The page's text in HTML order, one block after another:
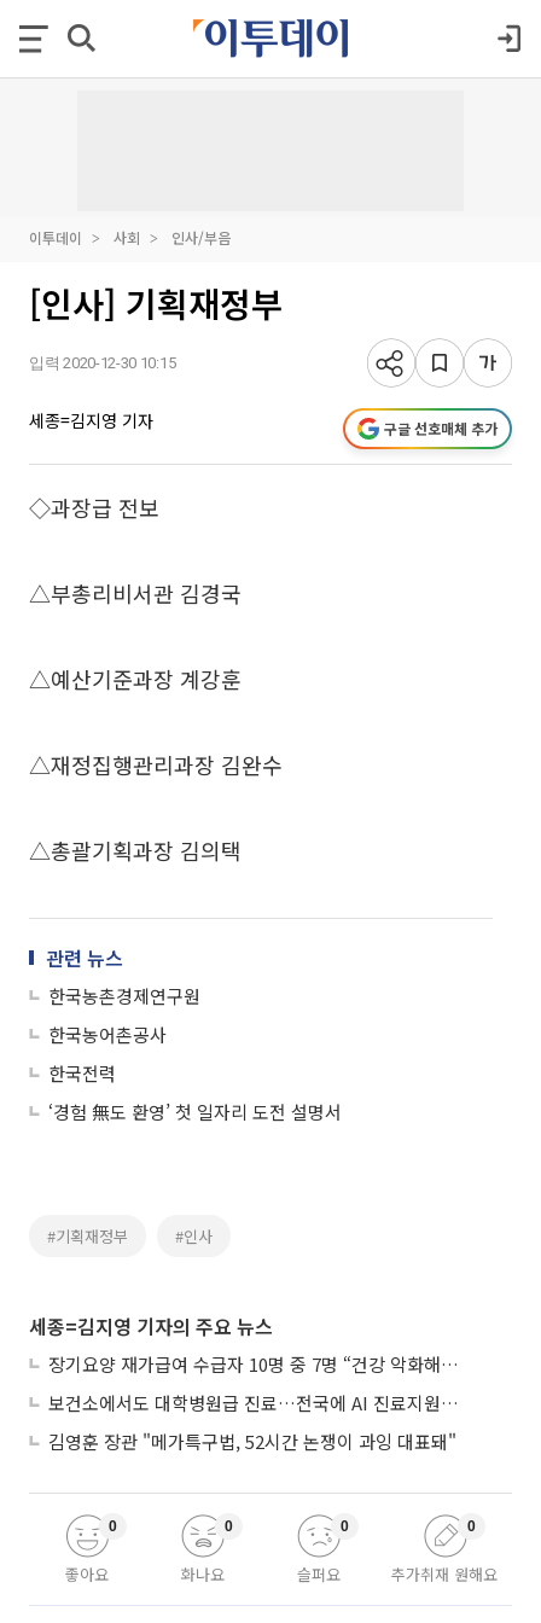
이투데이 사회 인사/부음
[인사] 기획재정부
입력 2020-12-30 10:15
세종=김지영 기자 구글 선호매체 추가
◇과장급 전보
△부총리비서관 김경국
△예산기준과장 계강훈
△재정집행관리과장 김완수
△총괄기획과장 김의택
관련 뉴스
한국농촌경제연구원
한국농어촌공사
한국전력
‘경험 無도 환영’ 첫 일자리 도전 설명서
#기획재정부 #인사
세종=김지영 기자의 주요 뉴스
장기요양 재가급여 수급자 10명 중 7명 “건강 악화해도 집에서”
보건소에서도 대학병원급 진료…전국에 AI 진료지원도구 보급
김영훈 장관 "메가특구법, 52시간 논쟁이 과잉 대표돼"
좋아요
0
화나요
0
슬퍼요
0
추가취재 원해요
0